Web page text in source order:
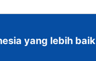
yang lebih baik